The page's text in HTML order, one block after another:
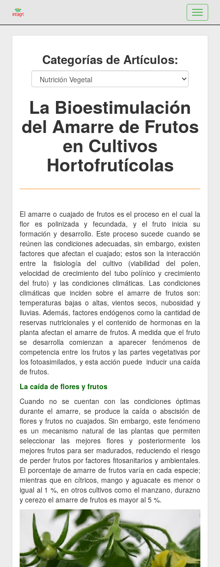
Toggle
Categorías de Artículos:
La Bioestimulación
del Amarre de Frutos
en Cultivos
Hortofrutícolas
El amarre o cuajado de frutos es el proceso en el cual la
flor es polinizada y fecundada, y el fruto inicia su
formación y desarrollo. Este proceso sucede cuando se
reúnen las condiciones adecuadas, sin embargo, existen
factores que afectan el cuajado; estos son la interacción
entre la fisiología del cultivo (viabilidad del polen,
velocidad de crecimiento del tubo polínico y crecimiento
del fruto) y las condiciones climáticas. Las condiciones
climáticas que inciden sobre el amarre de frutos son:
temperaturas bajas o altas, vientos secos, nubosidad y
lluvias. Además, factores endógenos como la cantidad de
reservas nutricionales y el contenido de hormonas en la
planta afectan el amarre de frutos. A medida que el fruto
se desarrolla comienzan a aparecer fenómenos de
competencia entre los frutos y las partes vegetativas por
los fotoasimilados, y esta acción puede inducir una caída
de frutos.
La caída de flores y frutos
Cuando no se cuentan con las condiciones óptimas
durante el amarre, se produce la caída o abscisión de
flores y frutos no cuajados. Sin embargo, este fenómeno
es un mecanismo natural de las plantas que permiten
seleccionar las mejores flores y posteriormente los
mejores frutos para ser madurados, reduciendo el riesgo
de perder frutos por factores fitosanitarios y ambientales.
El porcentaje de amarre de frutos varía en cada especie;
mientras que en cítricos, mango y aguacate es menor o
igual al 1 %, en otros cultivos como el manzano, durazno
y cerezo el amarre de frutos es mayor al 5 %.